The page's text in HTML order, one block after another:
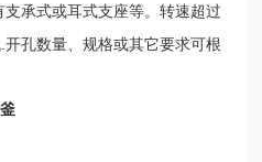
承式或耳式支座等。转速超过
孔数量、规格或其它要求可根